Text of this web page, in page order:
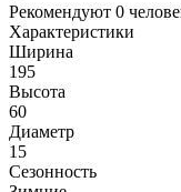
Рекомендуют 0
Характеристики
Ширина
195
Высота
60
Диаметр
15
Сезонность